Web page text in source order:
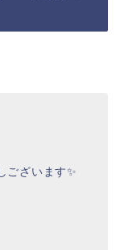
ございます✨